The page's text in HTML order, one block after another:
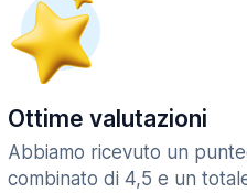
Ottime valutazioni
Abbiamo ricevuto un
combinato di 4,5 e un